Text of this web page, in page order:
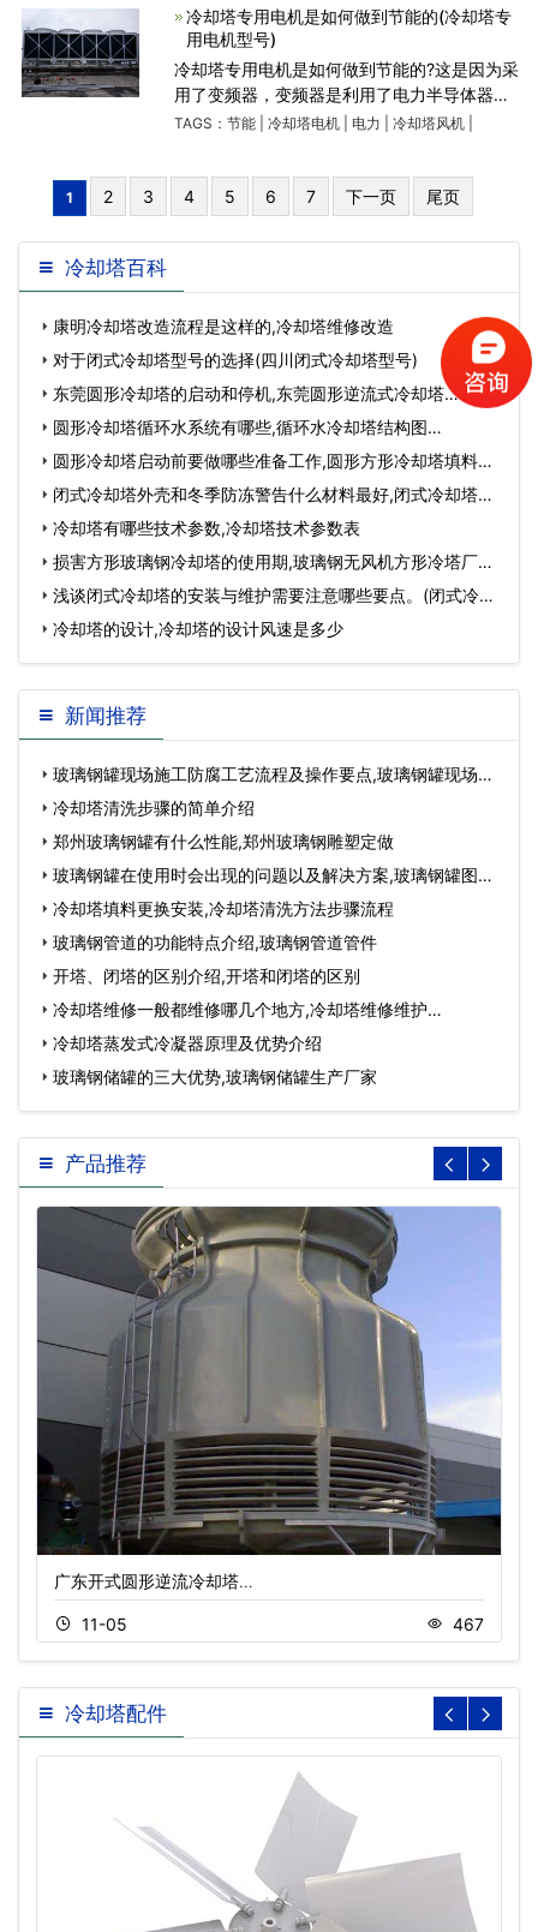
计，材料利用率高，效率
冷却塔专用电机是如何做到节能的(冷却塔专
用电机型号)
冷却塔专用电机是如何做到节能的?这是因为采
用了变频器，变频器是利用了电力半导体器件
的通断作用，将工频电源变换为另一频率的电
TAGS： 节能| 冷却塔电机| 电力 冷却塔风机|
1 2 3 4 5 6 7 下一页 尾页
冷却塔百科
康明冷却塔改造流程是这样的,冷却塔维修改造
对于闭式冷却塔型号的选择(四川闭式冷却塔型号)
东莞圆形冷却塔的启动和停机,东莞圆形逆流式冷却塔…
圆形冷却塔循环水系统有哪些,循环水冷却塔结构图…
圆形冷却塔启动前要做哪些准备工作,圆形方形冷却塔填料…
闭式冷却塔外壳和冬季防冻警告什么材料最好,闭式冷却塔填
料…冷却塔有哪些技术参数,冷却塔技术参数表
损害方形玻璃钢冷却塔的使用期,玻璃钢无风机方形冷塔厂
家…浅谈闭式冷却塔的安装与维护需要注意哪些要点。(闭式冷却
塔设计注意事…
冷却塔的设计,冷却塔的设计风速是多少
新闻推荐
玻璃钢罐现场施工防腐工艺流程及操作要点,玻璃钢罐现场制
作…冷却塔清洗步骤的简单介绍
郑州玻璃钢罐有什么性能,郑州玻璃钢雕塑定做
玻璃钢罐在使用时会出现的问题以及解决方案,玻璃钢罐图
片…冷却塔填料更换安装,冷却塔清洗方法步骤流程
玻璃钢管道的功能特点介绍,玻璃钢管道管件
开塔、闭塔的区别介绍,开塔和闭塔的区别
冷却塔维修一般都维修哪几个地方,冷却塔维修维护…
冷却塔蒸发式冷凝器原理及优势介绍
玻璃钢储罐的三大优势,玻璃钢储罐生产厂家
产品推荐
广东开式圆形逆流冷却塔…
11-05 467
冷却塔配件